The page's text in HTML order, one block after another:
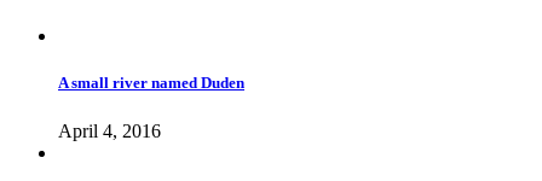
A small river named Duden
April 4, 2016